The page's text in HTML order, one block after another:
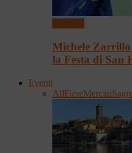
Michele Zarrillo
la Festa di San
Eventi
AllFiereMercati